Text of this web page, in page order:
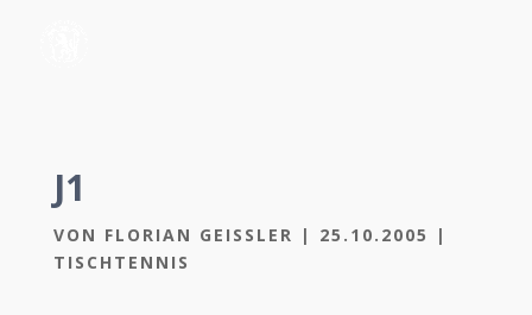
J1
VON FLORIAN GEISSLER | 25.10.2005
|
TISCHTENNIS